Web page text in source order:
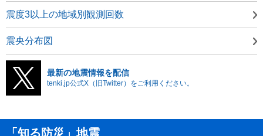
震度3以上の地域別観測回数
震央分布図
最新の地震情報を配信
tenki.jp公式X（旧Twitter）をご利用ください。
「知る防災」地震